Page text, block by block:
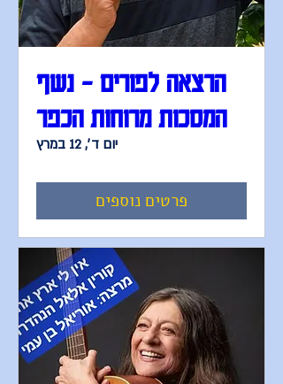
הרצאה לפורים - נשף
המסכות מרוחות הכפר
יום ד׳, 12 במרץ
פרטים נוספים